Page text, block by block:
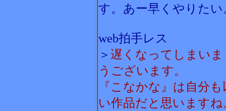
す。あー早くやりたい
web拍手レス
＞ 遅くなってしまい
うございます。
『こなかな』は自分
い作品だと思います